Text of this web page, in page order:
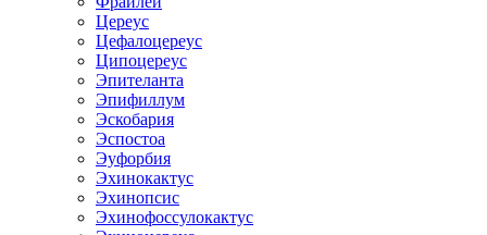
Цереус
Цефалоцереус
Ципоцереус
Эпителанта
Эпифиллум
Эскобария
Эспостоа
Эуфорбия
Эхинокактус
Эхинопсис
Эхинофоссулокактус